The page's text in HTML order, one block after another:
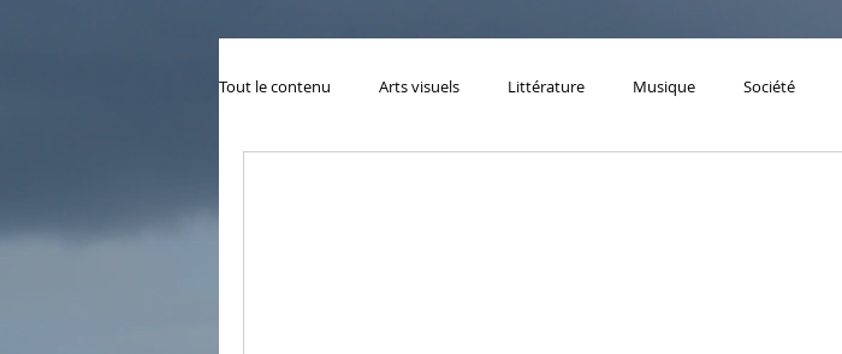
Tout le contenu Arts visuels Littérature Musique Société